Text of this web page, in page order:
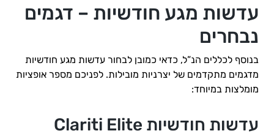
עדשות מגע חודשיות – דגמים
נבחרים
בנוסף לכללים הנ”ל, כדאי כמובן לבחור עדשות מגע חודשיות
מדגמים מתקדמים של יצרניות מובילות. לפניכם מספר אופציות
מומלצות במיוחד:
עדשות חודשיות Clariti Elite